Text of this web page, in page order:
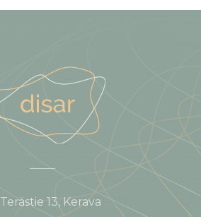
Terästie 13, Kerava